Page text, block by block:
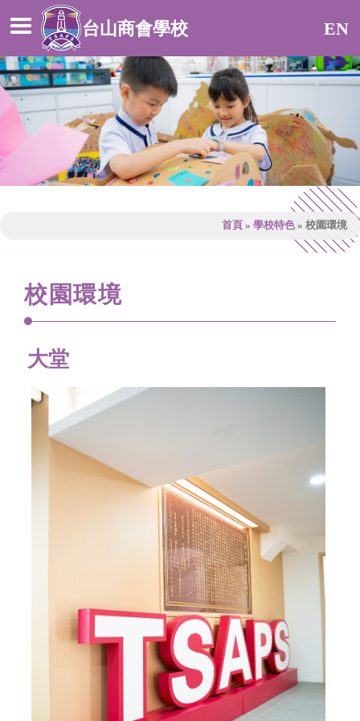
台山商會學校 EN
首頁 » 學校特色» 校園環境
校園環境
大堂